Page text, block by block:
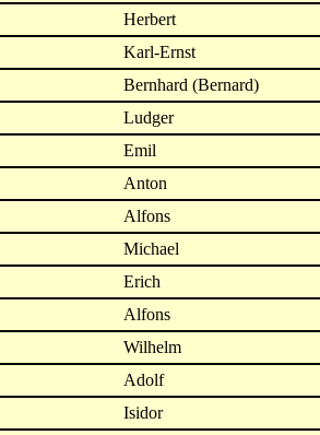
Herbert
Karl-Ernst
Bernhard (Bernard)
Ludger
Emil
Anton
Alfons
Michael
Erich
Alfons
Wilhelm
Adolf
Isidor